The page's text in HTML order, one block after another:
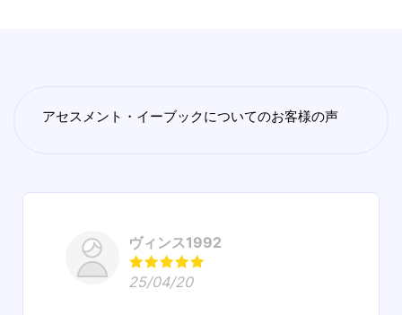
アセスメント・イーブックについてのお客様の声
ヴィンス1992
25/04/20